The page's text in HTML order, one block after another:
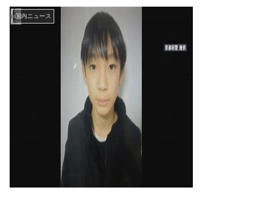
国内ニュース